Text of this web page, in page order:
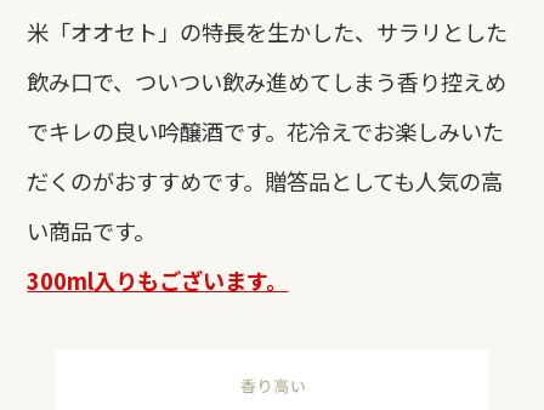
米「オオセト」の特長を生かした、サラリとした
飲み口で、ついつい飲み進めてしまう香り控えめ
でキレの良い吟醸酒です。花冷えでお楽しみいた
だくのがおすすめです。贈答品としても人気の高
い商品です。
300ml入りもございます。